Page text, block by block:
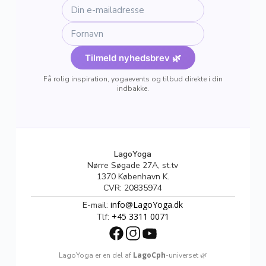
Tilmeld nyhedsbrev 🌿
Få rolig inspiration, yogaevents og tilbud direkte i din
indbakke.
LagoYoga
Nørre Søgade 27A, st.tv
1370 København K.
CVR: 20835974
E-mail:info@LagoYoga.dk
Tlf: +45 3311 0071
LagoYoga er en del af LagoCph-universet 🌿